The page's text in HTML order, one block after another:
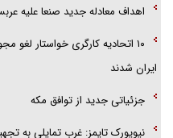
اهداف معادله جدید صنعا علیه
۱۰ اتحادیه کارگری خواستار لغو
ایران شدند
جزئیاتی جدید از توافق مکه
نیویورک تایمز: غرب تمایلی به